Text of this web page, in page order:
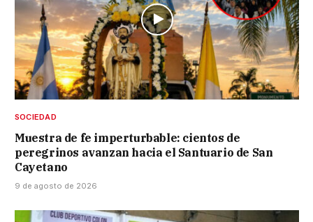
SOCIEDAD
Muestra de fe imperturbable: cientos de
peregrinos avanzan hacia el Santuario de San
Cayetano
9 de agosto de 2026